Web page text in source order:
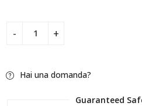
Hai una domanda?
Guaranteed